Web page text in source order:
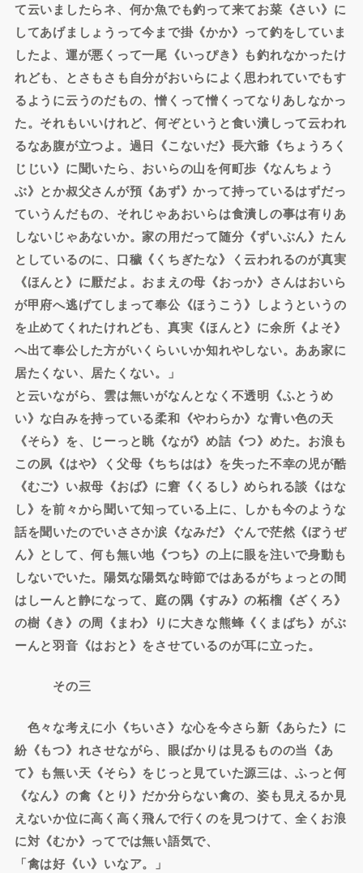
て云いましたらネ、何か魚でも釣って来てお菜《さい》に
してあげましょうって今まで掛《かか》って釣をしていま
したよ、運が悪くって一尾《いっぴき》も釣れなかったけ
れども、とさもさも自分がおいらによく思われていでもす
るように云うのだもの、憎くって憎くってなりあしなかっ
た。それもいいけれど、何ぞというと食い潰しって云われ
るなあ腹が立つよ。過日《こないだ》長六爺《ちょうろく
じじい》に聞いたら、おいらの山を何町歩《なんちょう
ぶ》とか叔父さんが預《あず》かって持っているはずだっ
ていうんだもの、それじゃあおいらは食潰しの事は有りあ
しないじゃあないか。家の用だって随分《ずいぶん》たん
としているのに、口穢《くちぎたな》く云われるのが真実
《ほんと》に厭だよ。おまえの母《おっか》さんはおいら
が甲府へ逃げてしまって奉公《ほうこう》しようというの
を止めてくれたけれども、真実《ほんと》に余所《よそ》
へ出て奉公した方がいくらいいか知れやしない。ああ家に
居たくない、居たくない。」
と云いながら、雲は無いがなんとなく不透明《ふとうめ
い》な白みを持っている柔和《やわらか》な青い色の天
《そら》を、じーっと眺《なが》め詰《つ》めた。お浪も
この夙《はや》く父母《ちちはは》を失った不幸の児が酷
《むご》い叔母《おば》に窘《くるし》められる談《はな
し》を前々から聞いて知っている上に、しかも今のような
話を聞いたのでいささか涙《なみだ》ぐんで茫然《ぼうぜ
ん》として、何も無い地《つち》の上に眼を注いで身動も
しないでいた。陽気な陽気な時節ではあるがちょっとの間
はしーんと静になって、庭の隅《すみ》の柘榴《ざくろ》
の樹《き》の周《まわ》りに大きな熊蜂《くまばち》がぶ
ーんと羽音《はおと》をさせているのが耳に立った。
その三
色々な考えに小《ちいさ》な心を今さら新《あらた》に
紛《もつ》れさせながら、眼ばかりは見るものの当《あ
て》も無い天《そら》をじっと見ていた源三は、ふっと何
《なん》の禽《とり》だか分らない禽の、姿も見えるか見
えないか位に高く高く飛んで行くのを見つけて、全くお浪
に対《むか》ってでは無い語気で、
「禽は好《い》いなア。」